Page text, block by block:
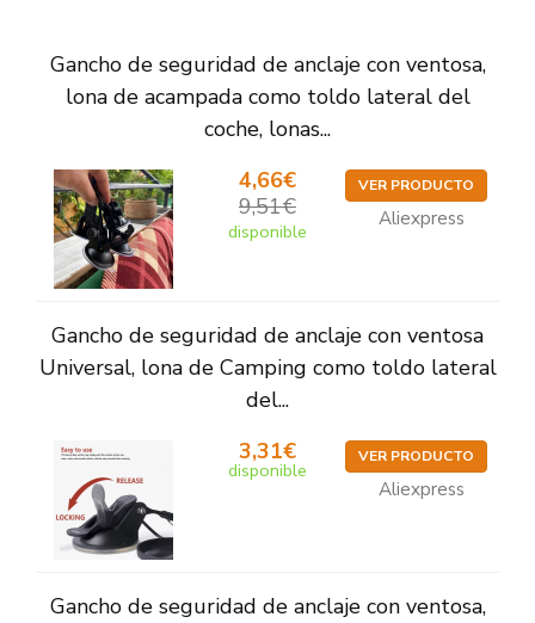
Gancho de seguridad de anclaje con ventosa,
lona de acampada como toldo lateral del
coche, lonas...
4,66€
9,51€
disponible
VER PRODUCTO
Aliexpress
Gancho de seguridad de anclaje con ventosa
Universal, lona de Camping como toldo lateral
del...
3,31€
disponible
VER PRODUCTO
Aliexpress
Gancho de seguridad de anclaje con ventosa,